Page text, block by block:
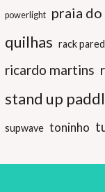
powerlight praia
quilhas rack
ricardo martins
stand up
supwave toninho